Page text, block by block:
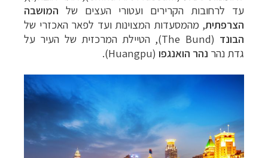
עד לרחובות הקרירים ועטורי העצים של המושבה
הצרפתית, מהמסעדות המצוינות ועד לפאר האכזרי של
הבונד
(The Bund), הטיילת המרכזית של העיר על
גדת נהר נהר הואנגפו (Huangpu).